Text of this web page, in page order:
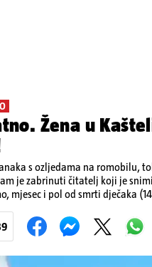
Žena u
s ozljedama na romobilu,
je zabrinuti čitatelj koji je
mjesec i pol od smrti dječaka
s romobila.